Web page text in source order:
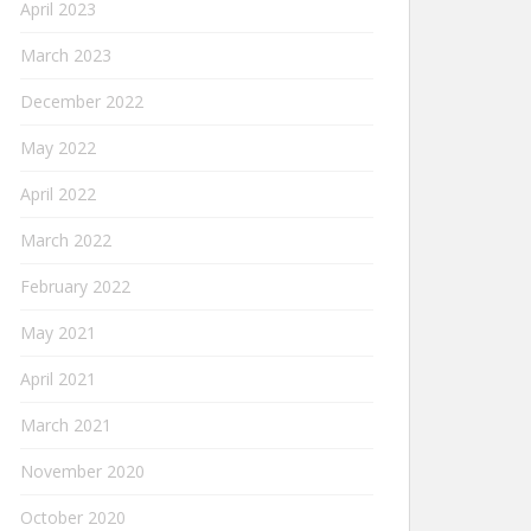
April 2023
March 2023
December 2022
May 2022
April 2022
March 2022
February 2022
May 2021
April 2021
March 2021
November 2020
October 2020